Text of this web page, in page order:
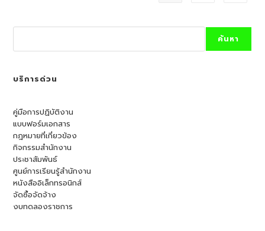
จัดสรร
มาณ
ค้นหา
บริการด่วน
คู่มือการปฏิบัติงาน
แบบฟอร์มเอกสาร
กฎหมายที่เกี่ยวข้อง
กิจกรรมสำนักงาน
ประชาสัมพันธ์
ศูนย์การเรียนรู้สำนักงาน
หนังสืออิเล็กทรอนิกส์
จัดซื้อจัดจ้าง
งบทดลองราชการ